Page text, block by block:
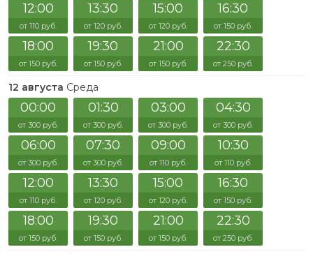
12:00
от 110 руб.
13:30
от 120 руб.
15:00
от 120 руб.
16:30
от 150 руб.
18:00
от 150 руб.
19:30
от 150 руб.
21:00
от 150 руб.
22:30
от 250 руб.
12 августа Среда
00:00
от 300 руб.
01:30
от 300 руб.
03:00
от 300 руб.
04:30
от 300 руб.
06:00
от 300 руб.
07:30
от 300 руб.
09:00
от 110 руб.
10:30
от 110 руб.
12:00
от 110 руб.
13:30
от 120 руб.
15:00
от 120 руб.
16:30
от 150 руб.
18:00
от 150 руб.
19:30
от 150 руб.
21:00
от 150 руб.
22:30
от 250 руб.